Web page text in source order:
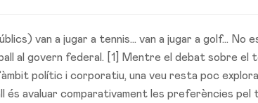
van a jugar a tennis... van a jugar a golf...
al govern federal. [1] Mentre el debat sobre el
polític i corporatiu, una veu resta poc
és avaluar comparativament les preferències